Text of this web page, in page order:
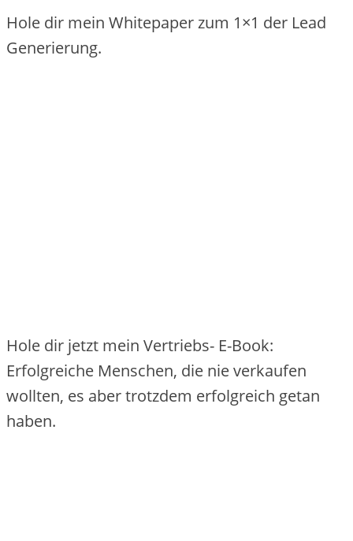
Hole dir mein Whitepaper zum 1×1 der Lead
Generierung.
Hole dir jetzt mein Vertriebs- E-Book:
Erfolgreiche Menschen, die nie verkaufen
wollten, es aber trotzdem erfolgreich getan
haben.